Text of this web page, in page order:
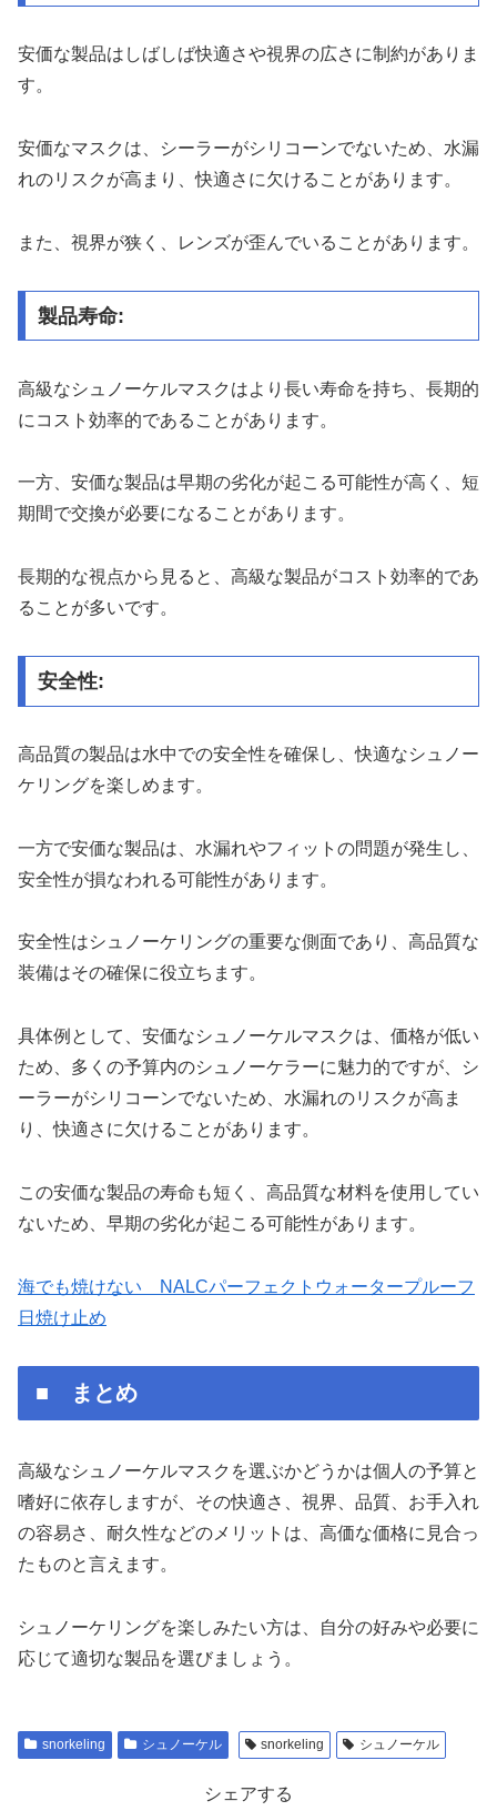
安価な製品はしばしば快適さや視界の広さに制約がありま
す。
安価なマスクは、シーラーがシリコーンでないため、水漏
れのリスクが高まり、快適さに欠けることがあります。
また、視界が狭く、レンズが歪んでいることがあります。
製品寿命:
高級なシュノーケルマスクはより長い寿命を持ち、長期的
にコスト効率的であることがあります。
一方、安価な製品は早期の劣化が起こる可能性が高く、短
期間で交換が必要になることがあります。
長期的な視点から見ると、高級な製品がコスト効率的であ
ることが多いです。
安全性:
高品質の製品は水中での安全性を確保し、快適なシュノー
ケリングを楽しめます。
一方で安価な製品は、水漏れやフィットの問題が発生し、
安全性が損なわれる可能性があります。
安全性はシュノーケリングの重要な側面であり、高品質な
装備はその確保に役立ちます。
具体例として、安価なシュノーケルマスクは、価格が低い
ため、多くの予算内のシュノーケラーに魅力的ですが、シ
ーラーがシリコーンでないため、水漏れのリスクが高ま
り、快適さに欠けることがあります。
この安価な製品の寿命も短く、高品質な材料を使用してい
ないため、早期の劣化が起こる可能性があります。
海でも焼けない NALCパーフェクトウォータープルーフ
日焼け止め
■ まとめ
高級なシュノーケルマスクを選ぶかどうかは個人の予算と
嗜好に依存しますが、その快適さ、視界、品質、お手入れ
の容易さ、耐久性などのメリットは、高価な価格に見合っ
たものと言えます。
シュノーケリングを楽しみたい方は、自分の好みや必要に
応じて適切な製品を選びましょう。
snorkeling シュノーケル snorkeling シュノーケル
シェアする